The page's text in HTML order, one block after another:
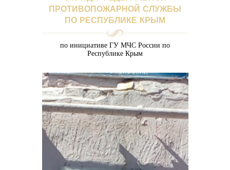
ПРОТИВОПОЖАРНОЙ СЛУЖБЫ
ПО РЕСПУБЛИКЕ КРЫМ
по инициативе ГУ МЧС России по
Республике Крым